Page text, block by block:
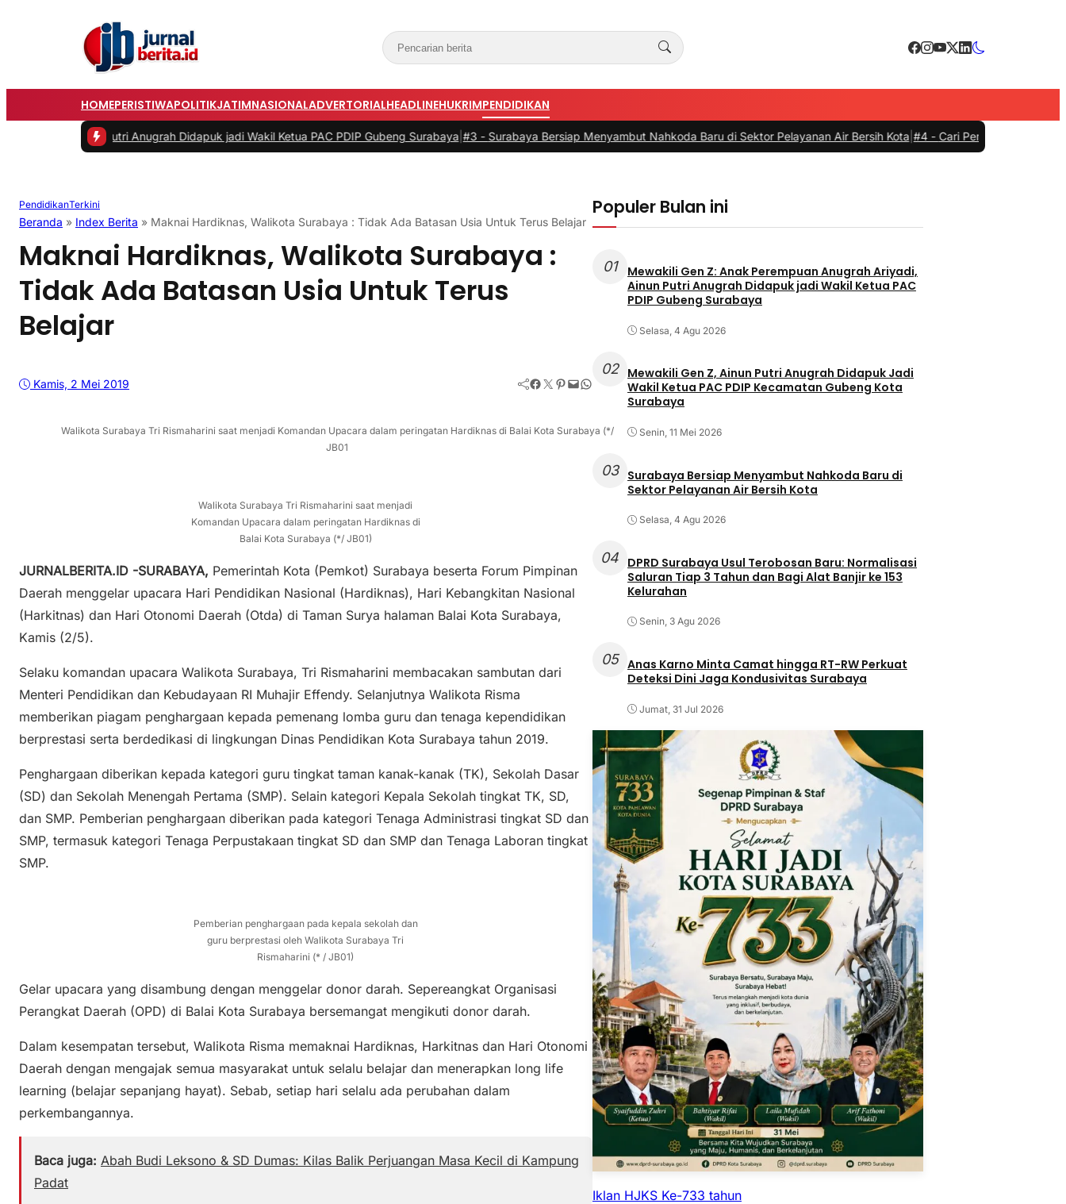
HOMEPERISTIWAPOLITIKJATIMNASIONALADVERTORIALHEADLINEHUKRIMPENDIDIKAN
Putri Anugrah Didapuk jadi Wakil Ketua PAC PDIP Gubeng Surabaya|#3 - Surabaya Bersiap Menyambut Nahkoda Baru di Sektor Pelayanan Air Bersih Kota| #4 -Cari Pemimpin Bersih, Eri Cahyadi
PendidikanTerkini
Beranda » Index Berita » Maknai Hardiknas, Walikota Surabaya : Tidak Ada Batasan Usia Untuk Terus Belajar
Maknai Hardiknas, Walikota Surabaya :
Tidak Ada Batasan Usia Untuk Terus
Belajar
Kamis, 2 Mei 2019 Facebook Twitter Pinterest Mail WhatsApp
Walikota Surabaya Tri Rismaharini saat menjadi Komandan Upacara dalam peringatan Hardiknas di Balai Kota Surabaya (*/
JB01
Walikota Surabaya Tri Rismaharini saat menjadi
Komandan Upacara dalam peringatan Hardiknas di
Balai Kota Surabaya (*/ JB01)
JURNALBERITA.ID -SURABAYA, Pemerintah Kota (Pemkot) Surabaya beserta Forum Pimpinan
Daerah menggelar upacara Hari Pendidikan Nasional (Hardiknas), Hari Kebangkitan Nasional
(Harkitnas) dan Hari Otonomi Daerah (Otda) di Taman Surya halaman Balai Kota Surabaya,
Kamis (2/5).
Selaku komandan upacara Walikota Surabaya, Tri Rismaharini membacakan sambutan dari
Menteri Pendidikan dan Kebudayaan RI Muhajir Effendy. Selanjutnya Walikota Risma
memberikan piagam penghargaan kepada pemenang lomba guru dan tenaga kependidikan
berprestasi serta berdedikasi di lingkungan Dinas Pendidikan Kota Surabaya tahun 2019.
Penghargaan diberikan kepada kategori guru tingkat taman kanak-kanak (TK), Sekolah Dasar
(SD) dan Sekolah Menengah Pertama (SMP). Selain kategori Kepala Sekolah tingkat TK, SD,
dan SMP. Pemberian penghargaan diberikan pada kategori Tenaga Administrasi tingkat SD dan
SMP, termasuk kategori Tenaga Perpustakaan tingkat SD dan SMP dan Tenaga Laboran tingkat
SMP.
Pemberian penghargaan pada kepala sekolah dan
guru berprestasi oleh Walikota Surabaya Tri
Rismaharini (* / JB01)
Gelar upacara yang disambung dengan menggelar donor darah. Sepereangkat Organisasi
Perangkat Daerah (OPD) di Balai Kota Surabaya bersemangat mengikuti donor darah.
Dalam kesempatan tersebut, Walikota Risma memaknai Hardiknas, Harkitnas dan Hari Otonomi
Daerah dengan mengajak semua masyarakat untuk selalu belajar dan menerapkan long life
learning (belajar sepanjang hayat). Sebab, setiap hari selalu ada perubahan dalam
perkembangannya.
Baca juga: Abah Budi Leksono & SD Dumas: Kilas Balik Perjuangan Masa Kecil di Kampung
Padat
Populer Bulan ini
01
Mewakili Gen Z: Anak Perempuan Anugrah Ariyadi,
Ainun Putri Anugrah Didapuk jadi Wakil Ketua PAC
PDIP Gubeng Surabaya
Selasa, 4 Agu 2026
02
Mewakili Gen Z, Ainun Putri Anugrah Didapuk Jadi
Wakil Ketua PAC PDIP Kecamatan Gubeng Kota
Surabaya
Senin, 11 Mei 2026
03
Surabaya Bersiap Menyambut Nahkoda Baru di
Sektor Pelayanan Air Bersih Kota
Selasa, 4 Agu 2026
04 DPRD Surabaya Usul Terobosan Baru: Normalisasi
Saluran Tiap 3 Tahun dan Bagi Alat Banjir ke 153
Kelurahan
Senin, 3 Agu 2026
05 Anas Karno Minta Camat hingga RT-RW Perkuat
Deteksi Dini Jaga Kondusivitas Surabaya
Jumat, 31 Jul 2026
Iklan HJKS Ke-733 tahun